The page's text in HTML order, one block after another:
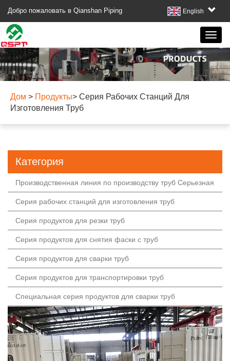
Добро пожаловать в Qianshan Piping English
Дом > Продукты> Серия Рабочих Станций Для
Изготовления Труб
Категория
Производственная линия по производству труб Серьезная
Серия рабочих станций для изготовления труб
Серия продуктов для резки труб
Серия продуктов для снятия фаски с труб
Серия продуктов для сварки труб
Серия продуктов для транспортировки труб
Специальная серия продуктов для сварки труб